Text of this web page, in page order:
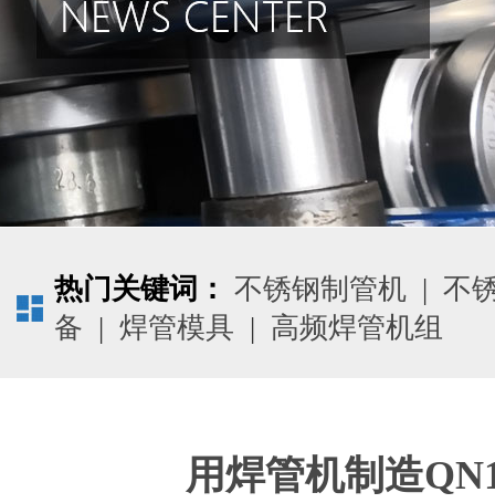
热门关键词： 不锈钢制管机 | 不
备 | 焊管模具 | 高频焊管机组
用焊管机制造